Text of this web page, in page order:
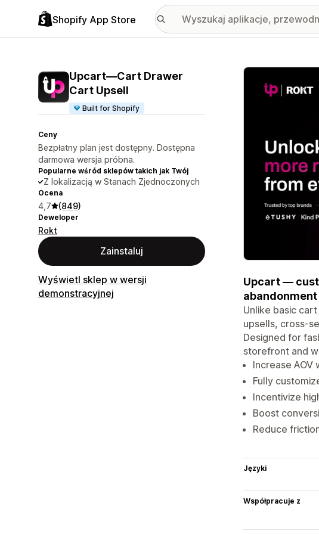
Shopify App Store
Upcart—Cart Drawer
Cart Upsell
Built for Shopify
Ceny
Bezpłatny plan jest dostępny. Dostępna
darmowa wersja próbna.
Popularne wśród sklepów takich jak Twój
Z lokalizacją w Stanach Zjednoczonych
Ocena
4,7 (849)
Deweloper
Rokt
Zainstaluj
Wyświetl sklep w wersji
demonstracyjnej
Wyróżnione
Upcart —
abandonment
Unlike basic
upsells, cross-
Designed for
storefront and
Increase
Fully
Incentivize
Boost
Reduce
Języki
Współpracuje z